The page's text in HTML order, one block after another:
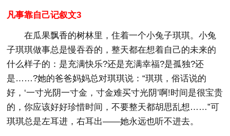
凡事靠自己记叙文3
在瓜果飘香的树林里，住着一个小兔子琪琪。小兔
子琪琪做事总是慢吞吞的，整天都在想着自己的未来的
什么样子的：是充满快乐?还是充满幸福?是孤独?还
是……?她的爸爸妈妈总对琪琪说：“琪琪，俗话说的
好，‘一寸光阴一寸金，寸金难买寸光阴’啊!时间是很宝贵
的，你应该好好珍惜时间，不要整天都胡思乱想……”可
琪琪总是左耳进，右耳出——她永远也听不进去。